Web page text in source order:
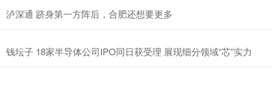
泸深通 跻身第一方阵后，合肥还想要更多
钱坛子 18家半导体公司IPO同日获受理 展现细分领域“芯”实力